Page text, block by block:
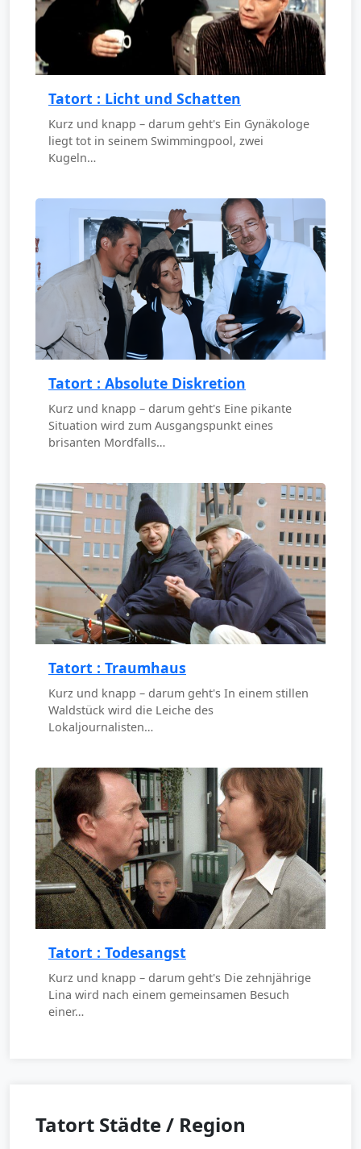
Tatort : Licht und Schatten
Kurz und knapp – darum geht's Ein Gynäkologe
liegt tot in seinem Swimmingpool, zwei
Kugeln…
Tatort : Absolute Diskretion
Kurz und knapp – darum geht's Eine pikante
Situation wird zum Ausgangspunkt eines
brisanten Mordfalls…
Tatort : Traumhaus
Kurz und knapp – darum geht's In einem stillen
Waldstück wird die Leiche des
Lokaljournalisten…
Tatort : Todesangst
Kurz und knapp – darum geht's Die zehnjährige
Lina wird nach einem gemeinsamen Besuch
einer…
Tatort Städte / Region